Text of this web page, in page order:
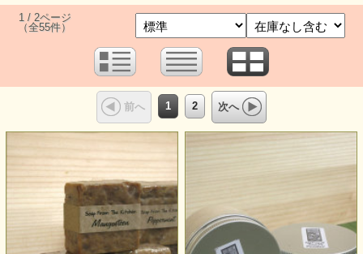
1 / 2ページ
（全55件）
前へ 1 2 次へ